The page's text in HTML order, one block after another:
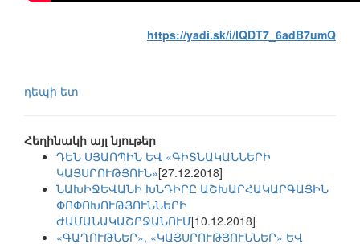
https://yadi.sk/i/lQDT7_6adB7umQ
դեպի ետ
Հեղինակի այլ նյութեր
ԴԵՆ ՍՅԱՈՊԻՆ ԵՎ «ԳԻՏՆԱԿԱՆՆԵՐԻ
ԿԱՅՍՐՈՒԹՅՈՒՆ»[27.12.2018]
ՆԱԽԻՋԵՎԱՆԻ ԽՆԴԻՐԸ ԱՇԽԱՐՀԱԿԱՐԳԱՅԻՆ
ՓՈՓՈԽՈՒԹՅՈՒՆՆԵՐԻ
ԺԱՄԱՆԱԿԱՇՐՋԱՆՈՒՄ[10.12.2018]
«ԳԱՂՈՒԹՆԵՐ», «ԿԱՅՍՐՈՒԹՅՈՒՆՆԵՐ» ԵՎ